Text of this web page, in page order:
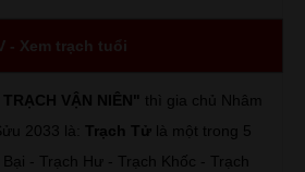
- Xem trạch tuổi
VẬN NIÊN" thì gia chủ Nhâm
2033 là: Trạch Tử là một trong 5
- Trạch Hư - Trạch Khốc - Trạch